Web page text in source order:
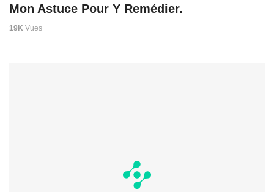
Mon Astuce Pour Y Remédier.
19K Vues